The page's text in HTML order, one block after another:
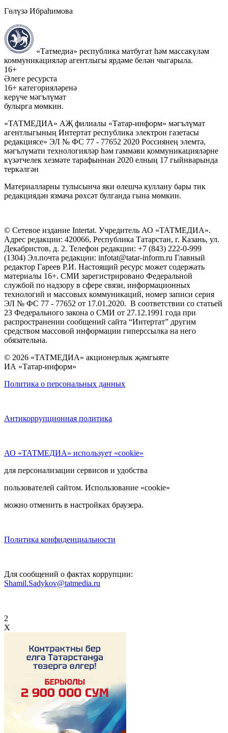
Гөлүзә Ибраһимова
«Татмедиа» республика матбугат һәм массакүләм
коммуникацияләр агентлыгы ярдәме белән чыгарыла.
16+
Әлеге ресурста
16+ категорияләренә
керүче мәгълүмат
булырга мөмкин.
«ТАТМЕДИА» АҖ филиалы «Татар-информ» мәгълүмат
агентлыгының Интертат республика электрон газетасы
редакциясе» ЭЛ № ФС 77 - 77652 2020 Россиянең элемтә,
мәгълүмати технологияләр һәм гаммәви коммуникацияләрне
күзәтчелек хезмәте тарафыннан 2020 елның 17 гыйнварында
теркәлгән
Материалларны тулысынча яки өлешчә куллану бары тик
редакциядән язмача рөхсәт булганда гына мөмкин.
© Сетевое издание Intertat. Учредитель АО «ТАТМЕДИА».
Адрес редакции: 420066, Республика Татарстан, г. Казань, ул.
Декабристов, д. 2. Телефон редакции: +7 (843) 222-0-999
(1304) Эл.почта редакции: infotat@tatar-inform.ru Главный
редактор Гареев Р.И. Настоящий ресурс может содержать
материалы 16+. СМИ зарегистрировано Федеральной
службой по надзору в сфере связи, информационных
технологий и массовых коммуникаций, номер записи серия
ЭЛ № ФС 77 - 77652 от 17.01.2020. В соответствии со статьей
23 Федерального закона о СМИ от 27.12.1991 года при
распространении сообщений сайта “Интертат” другим
средством массовой информации гиперссылка на него
обязательна.
© 2026 «ТАТМЕДИА» акционерлык җәмгыяте
ИА «Татар-информ»
Политика о персональных данных
Антикоррупционная политика
АО «ТАТМЕДИА» использует «cookie»
для персонализации сервисов и удобства
пользователей сайтом. Использование «cookie»
можно отменить в настройках браузера.
Политика конфиденциальности
Для сообщений о фактах коррупции:
Shamil.Sadykov@tatmedia.ru
2
X